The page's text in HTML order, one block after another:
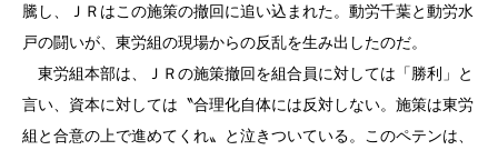
騰し、ＪＲはこの施策の撤回に追い込まれた。動労千葉と動労水
戸の闘いが、東労組の現場からの反乱を生み出したのだ。
東労組本部は、ＪＲの施策撤回を組合員に対しては「勝利」と
言い、資本に対しては〝合理化自体には反対しない。施策は東労
組と合意の上で進めてくれ〟と泣きついている。このペテンは、